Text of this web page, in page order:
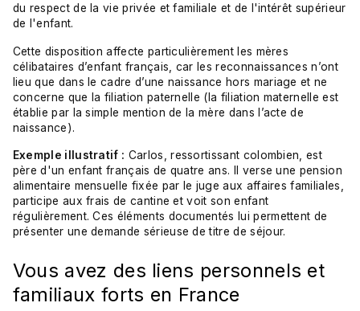
du respect de la vie privée et familiale et de l'intérêt supérieur
de l'enfant.
Cette disposition affecte particulièrement les mères
célibataires d’enfant français, car les reconnaissances n’ont
lieu que dans le cadre d’une naissance hors mariage et ne
concerne que la filiation paternelle (la filiation maternelle est
établie par la simple mention de la mère dans l’acte de
naissance).
Exemple illustratif : Carlos, ressortissant colombien, est
père d'un enfant français de quatre ans. Il verse une pension
alimentaire mensuelle fixée par le juge aux affaires familiales,
participe aux frais de cantine et voit son enfant
régulièrement. Ces éléments documentés lui permettent de
présenter une demande sérieuse de titre de séjour.
Vous avez des liens personnels et
familiaux forts en France